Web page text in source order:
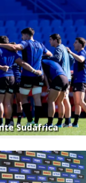
Sudáfrica